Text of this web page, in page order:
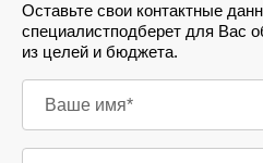
Оставьте свои контактные
специалистподберет для Вас
из целей и бюджета.